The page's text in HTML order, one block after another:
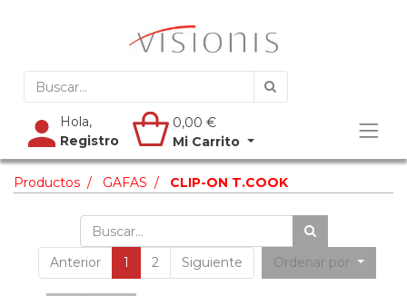
Hola,
Registro
0,00 €
Mi Carrito
Productos GAFAS CLIP-ON T.COOK
Anterior 1 2 Siguiente Ordenar por